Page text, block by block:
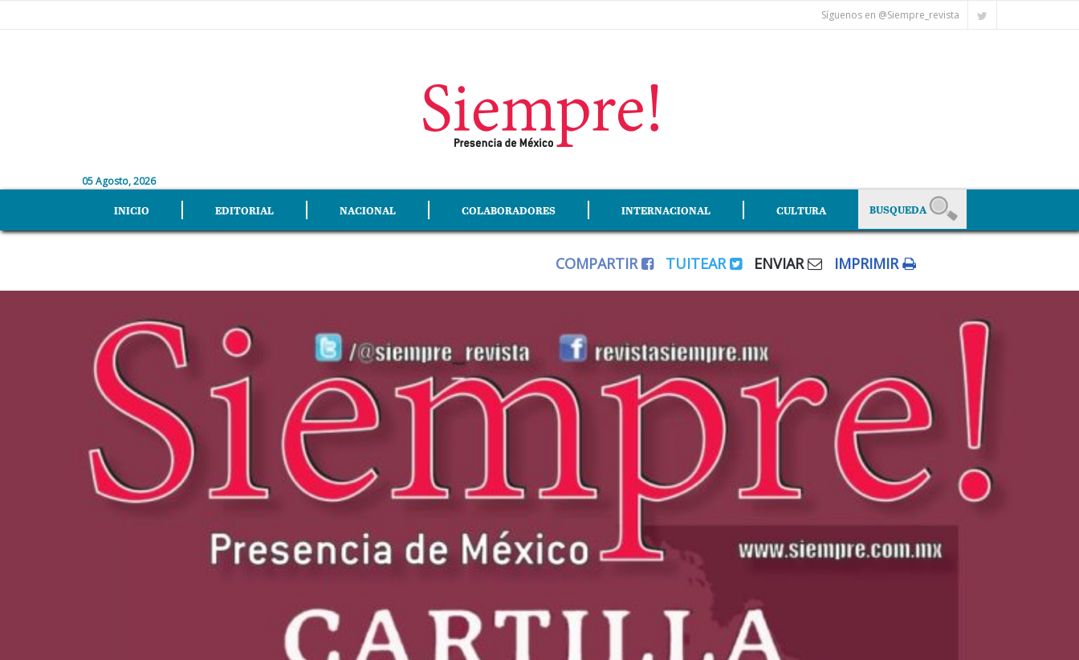
Síguenos en @Siempre_revista
05 Agosto, 2026
INICIO EDITORIAL NACIONAL COLABORADORES INTERNACIONAL CULTURA
COMPARTIR TUITEAR ENVIAR IMPRIMIR